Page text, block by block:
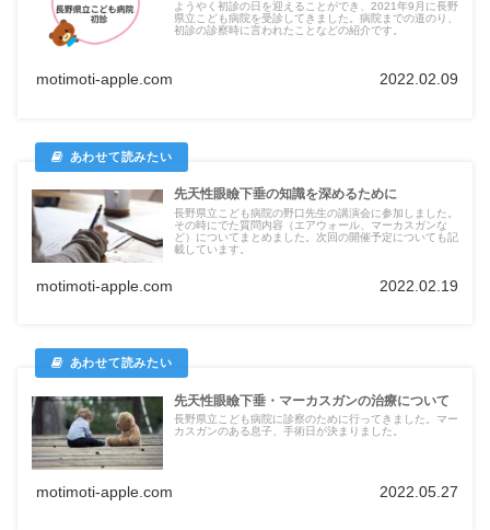
ようやく初診の日を迎えることができ、2021年9月に長野
県立こども病院を受診してきました。病院までの道のり、
初診の診察時に言われたことなどの紹介です。
motimoti-apple.com 2022.02.09
先天性眼瞼下垂の知識を深めるために
長野県立こども病院の野口先生の講演会に参加しました。
その時にでた質問内容（エアウォール、マーカスガンな
ど）についてまとめました。次回の開催予定についても記
載しています。
motimoti-apple.com 2022.02.19
先天性眼瞼下垂・マーカスガンの治療について
長野県立こども病院に診察のために行ってきました。マー
カスガンのある息子、手術日が決まりました。
motimoti-apple.com 2022.05.27